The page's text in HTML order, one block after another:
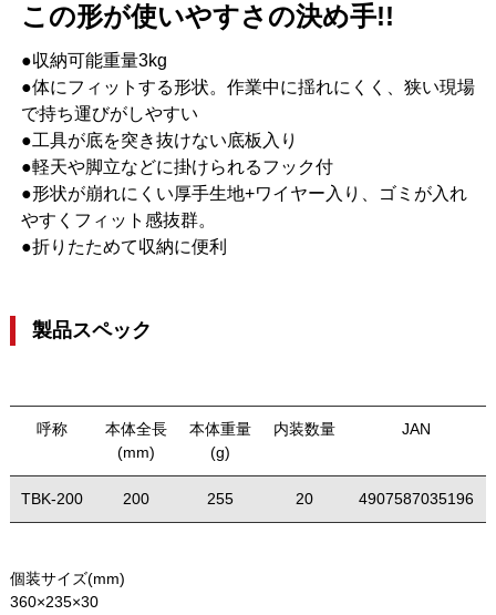
この形が使いやすさの決め手!!
●収納可能重量3kg
●体にフィットする形状。作業中に揺れにくく、狭い現場
で持ち運びがしやすい
●工具が底を突き抜けない底板入り
●軽天や脚立などに掛けられるフック付
●形状が崩れにくい厚手生地+ワイヤー入り、ゴミが入れ
やすくフィット感抜群。
●折りたためて収納に便利
製品スペック
呼称
本体全長
(mm)
本体重量
(g)
内装数量 JAN
TBK-200 200 255 20 4907587035196
個装サイズ(mm)
360×235×30